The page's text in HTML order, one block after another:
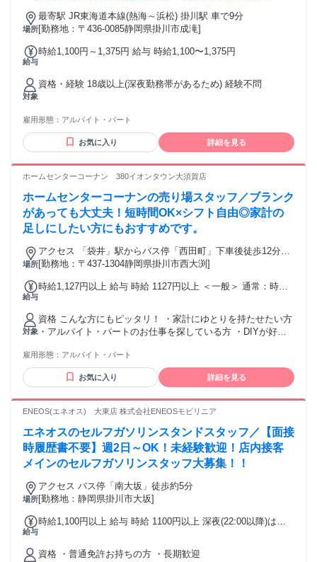
場所
最寄駅 JR東海道本線(熱海～浜松) 掛川駅 車で9分
[勤務地：〒436-0085静岡県掛川市成滝]
給与
時給1,100円～1,375円 給与 時給1,100〜1,375円
対象
資格・経験 18歳以上(深夜勤務帯があるため) 経験不問
雇用形態： アルバイト・パート
お気に入り 詳細を見る
ホームセンターコーナン 380イオンタウン大須賀店
ホームセンターコーナンの売り場スタッフ／ブランク
があっても大丈夫！短時間OK×シフト自由◎家計の
足しにしたい方にもおすすめです。
場所
アクセス 「袋井」駅からバス停「西田町」下車後徒歩12分、
バス停「丸池橋」下車徒歩3分
[勤務地：〒437-1304静岡県掛川市西大渕]
給与
時給1,127円以上 給与 時給 1127円以上 ＜一般＞ 通常：時給
～9時：時給1,252円～ ＜大学生＞ 通常：時給1,127円～ 16時
以降：時給1,132円～ 日祝：時給1,132円～ 7～9時：時給
1,252円～ ＜高校生＞ 通常：時給1,127円～ 16時以降：時給
1,132円～ 日祝：時給1,132円～ 7～9時：時給1,137円～ 交通
対象
資格 こんな方にもピッタリ！ ・家計にゆとりを持たせたい方
・アルバイト・パートのお仕事を探している方 ・DIYが好
ル経験がある方 ・ハローワークでお仕事を探している方 ・接
客や販売に興味がある方 ・ゆくゆくは正社員として働きたい
と考えている方 ・軽作業やピッキング、仕分け作業をされて
歓迎・経験者歓迎・長期できる方・週2日以上できる方
雇用形態： アルバイト・パート
お気に入り 詳細を見る
ENEOS(エネオス) 大東店 株式会社ENEOSモビリニア
エネオスのセルフガソリンスタンドスタッフ／【面接
時履歴書不要】週2日～OK！未経験歓迎！店内接客
メインのセルフガソリンスタッフ大募集！！
場所
アクセス バス停「南大坂」徒歩約5分
[勤務地：静岡県掛川市大坂]
給与
時給1,100円以上 給与 時給 1100円以上 深夜(22:00以降)は
ok、駐車場あり 「規定内支給」
資格 ・普通免許お持ちの方 ・長期歓迎